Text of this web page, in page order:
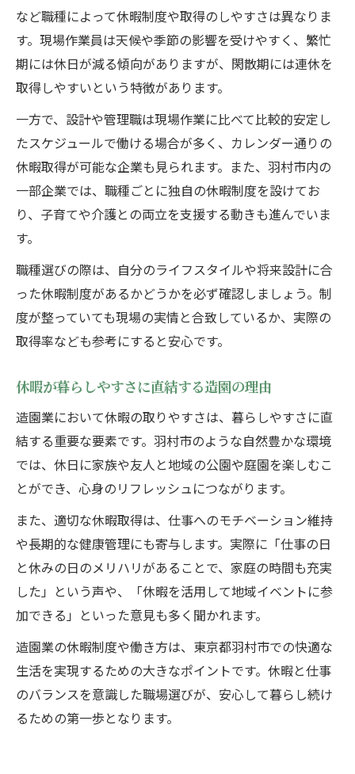
など職種によって休暇制度や取得のしやすさは異なりま
す。現場作業員は天候や季節の影響を受けやすく、繁忙
期には休日が減る傾向がありますが、閑散期には連休を
取得しやすいという特徴があります。
一方で、設計や管理職は現場作業に比べて比較的安定し
たスケジュールで働ける場合が多く、カレンダー通りの
休暇取得が可能な企業も見られます。また、羽村市内の
一部企業では、職種ごとに独自の休暇制度を設けてお
り、子育てや介護との両立を支援する動きも進んでいま
す。
職種選びの際は、自分のライフスタイルや将来設計に合
った休暇制度があるかどうかを必ず確認しましょう。制
度が整っていても現場の実情と合致しているか、実際の
取得率なども参考にすると安心です。
休暇が暮らしやすさに直結する造園の理由
造園業において休暇の取りやすさは、暮らしやすさに直
結する重要な要素です。羽村市のような自然豊かな環境
では、休日に家族や友人と地域の公園や庭園を楽しむこ
とができ、心身のリフレッシュにつながります。
また、適切な休暇取得は、仕事へのモチベーション維持
や長期的な健康管理にも寄与します。実際に「仕事の日
と休みの日のメリハリがあることで、家庭の時間も充実
した」という声や、「休暇を活用して地域イベントに参
加できる」といった意見も多く聞かれます。
造園業の休暇制度や働き方は、東京都羽村市での快適な
生活を実現するための大きなポイントです。休暇と仕事
のバランスを意識した職場選びが、安心して暮らし続け
るための第一歩となります。